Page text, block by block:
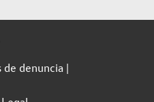
de denuncia